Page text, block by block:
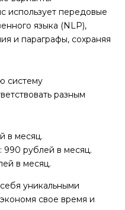
использует передовые
языка (NLP),
и параграфы, сохраняя
систему
разным
в месяц.
990 рублей в месяц.
в месяц.
уникальными
свое время и